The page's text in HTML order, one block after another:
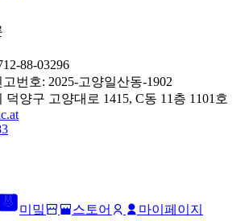
88-03296
번호: 2025-고양일산동-1902
덕양구 고양대로 1415, C동 11층 1101호
미밐 스토어 마이페이지